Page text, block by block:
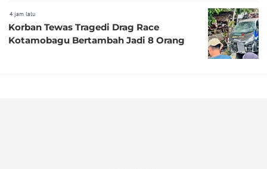
4 jam lalu
Korban Tewas Tragedi Drag Race
Kotamobagu Bertambah Jadi 8 Orang